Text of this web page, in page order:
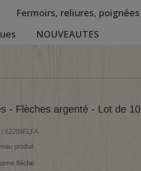
Fermoirs, reliures, poignées
NOUVEAUTES
- Flèches argenté - Lot de 10
62209FLFA
produit
flèche.